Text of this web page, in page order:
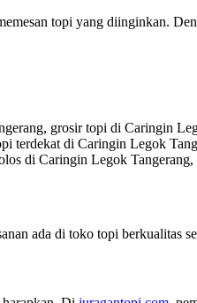
topi yang diinginkan.
grosir topi di Caringin
terdekat di Caringin Legok
di Caringin Legok
ada di toko topi berkualitas